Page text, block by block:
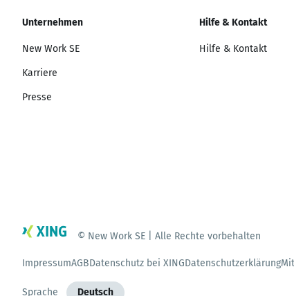
Unternehmen
New Work SE
Karriere
Presse
Hilfe & Kontakt
Hilfe & Kontakt
© New Work SE | Alle Rechte vorbehalten
ImpressumAGBDatenschutz bei XINGDatenschutzerklärung
Sprache Deutsch